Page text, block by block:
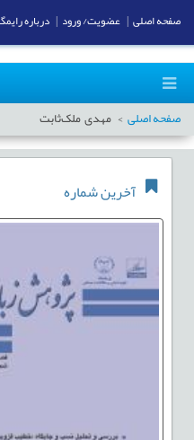
صفحه اصلی مهدی ملک‌ثابت
آخرین شماره
صفحه اصلی عضویت/ ورود درباره رایمگ